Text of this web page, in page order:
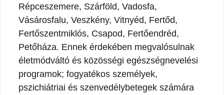
Répceszemere, Szárföld, Vadosfa,
Vásárosfalu, Veszkény, Vitnyéd, Fertőd,
Fertőszentmiklós, Csapod, Fertőendréd,
Petőháza. Ennek érdekében megvalósulnak
életmódváltó és közösségi egészségnevelési
programok; fogyatékos személyek,
pszichiátriai és szenvedélybetegek számára